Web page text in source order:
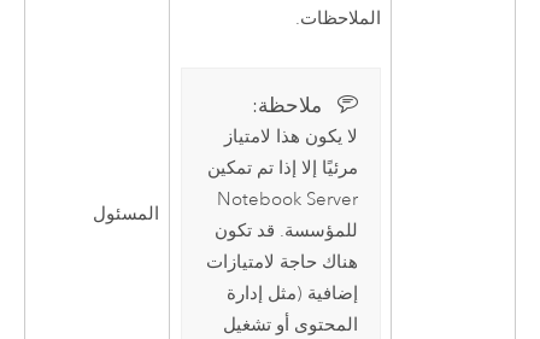
الملاحظات.
ملاحظة:‏
لا يكون هذا لامتياز
مرئيًا إلا إذا تم تمكين
Notebook Server
للمؤسسة. قد تكون
هناك حاجة لامتيازات
إضافية (مثل إدارة
المحتوى أو تشغيل
المسئول